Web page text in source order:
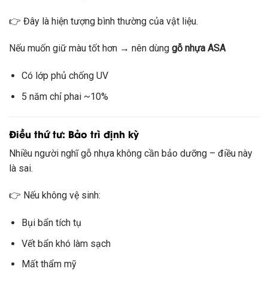
👉 Đây là hiện tượng bình thường của vật liệu.
Nếu muốn giữ màu tốt hơn → nên dùng gỗ nhựa ASA
Có lớp phủ chống UV
5 năm chỉ phai ~10%
Điều thứ tư: Bảo trì định kỳ
Nhiều người nghĩ gỗ nhựa không cần bảo dưỡng – điều này
là sai.
👉 Nếu không vệ sinh:
Bụi bẩn tích tụ
Vết bẩn khó làm sạch
Mất thẩm mỹ